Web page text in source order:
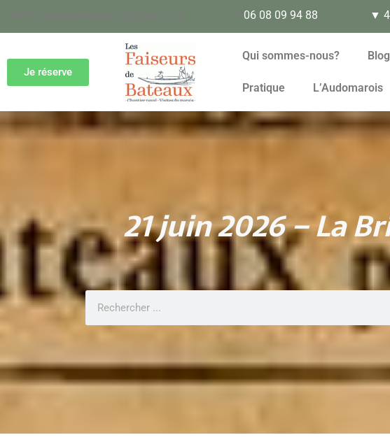
06 08 09 94 88 ▼
Je réserve
Qui sommes-nous? Blog
Pratique L’Audomarois
21 juin 2026 – La